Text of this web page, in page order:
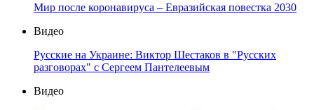
Мир после коронавируса – Евразийская повестка 2030
Видео
Русские на Украине: Виктор Шестаков в "Русских
разговорах" с Сергеем Пантелеевым
Видео